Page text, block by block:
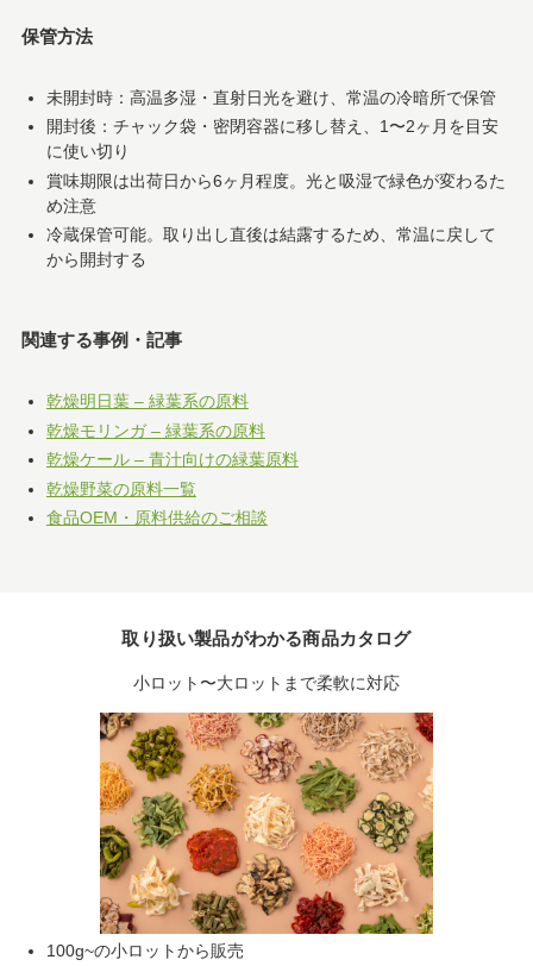
保管方法
未開封時：高温多湿・直射日光を避け、常温の冷暗所で保管
開封後：チャック袋・密閉容器に移し替え、1〜2ヶ月を目安
に使い切り
賞味期限は出荷日から6ヶ月程度。光と吸湿で緑色が変わるた
め注意
冷蔵保管可能。取り出し直後は結露するため、常温に戻して
から開封する
関連する事例・記事
乾燥明日葉 – 緑葉系の原料
乾燥モリンガ – 緑葉系の原料
乾燥ケール – 青汁向けの緑葉原料
乾燥野菜の原料一覧
食品OEM・原料供給のご相談
取り扱い製品がわかる商品カタログ
小ロット〜大ロットまで柔軟に対応
100g~の小ロットから販売